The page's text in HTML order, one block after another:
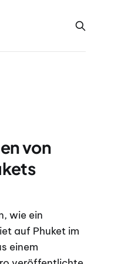
von
wie ein
auf Phuket im
einem